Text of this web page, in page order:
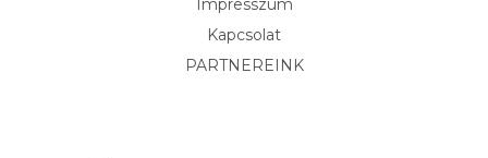
Impresszum
Kapcsolat
PARTNEREINK